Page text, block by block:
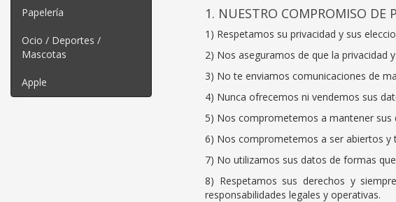
Papelería
Ocio / Deportes /
Mascotas
Apple
1. NUESTRO COMPROMISO DE
1) Respetamos su privacidad y sus
2) Nos aseguramos de que la privacidad
3) No te enviamos comunicaciones de
4) Nunca ofrecemos ni vendemos sus
5) Nos comprometemos a mantener sus
6) Nos comprometemos a ser abiertos
7) No utilizamos sus datos de formas
8) Respetamos sus derechos y
responsabilidades legales y operativas.